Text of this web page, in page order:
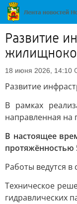
Развитие
18 июня 2026, 14:10
Развитие
В рамках
направленная на
В настоящее
протяжённостью
Работы ведутся
Техническое
гидравлических